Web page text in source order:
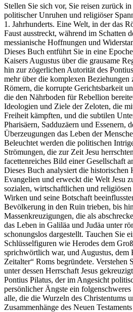
Stellen Sie sich vor, Sie reisen zurück
politischer Unruhen und religiöser
1. Jahrhunderts. Eine Welt, in der das
Faust ausstreckt, während im Schatten
messianische Hoffnungen und
Dieses Buch entführt Sie in eine
Kaisers Augustus über die grausame
hin zur zögerlichen Autorität des
mehr über die komplexen Beziehungen
Römern, die korrupte Gerichtsbarkeit
die den Nährboden für Rebellion
Ideologien und Ziele der Zeloten, die
Freiheit kämpften, und die subtilen
Pharisäern, Sadduzäern und Essenern,
Überzeugungen das Leben der
Beleuchtet werden die politischen
Strömungen, die zur Zeit Jesu
facettenreiches Bild einer Gesellschaft
Dieses Buch analysiert die historischen
Evangelien und erweckt die Welt Jesu
sozialen, wirtschaftlichen und
Wirken und seine Botschaft
Bevölkerung in den Ruin trieben, bis
Massenkreuzigungen, die als
das Leben in Galiläa und Judäa unter
schonungslos dargestellt. Tauchen Sie
Schlüsselfiguren wie Herodes dem
sprichwörtlich war, und Augustus, dem
Zeitalter“ Roms begründete. Verstehen
unter dessen Herrschaft Jesus
Pontius Pilatus, der im Angesicht
persönlicher Ängste ein
alle, die die Wurzeln des Christentums
Zusammenhänge des Neuen